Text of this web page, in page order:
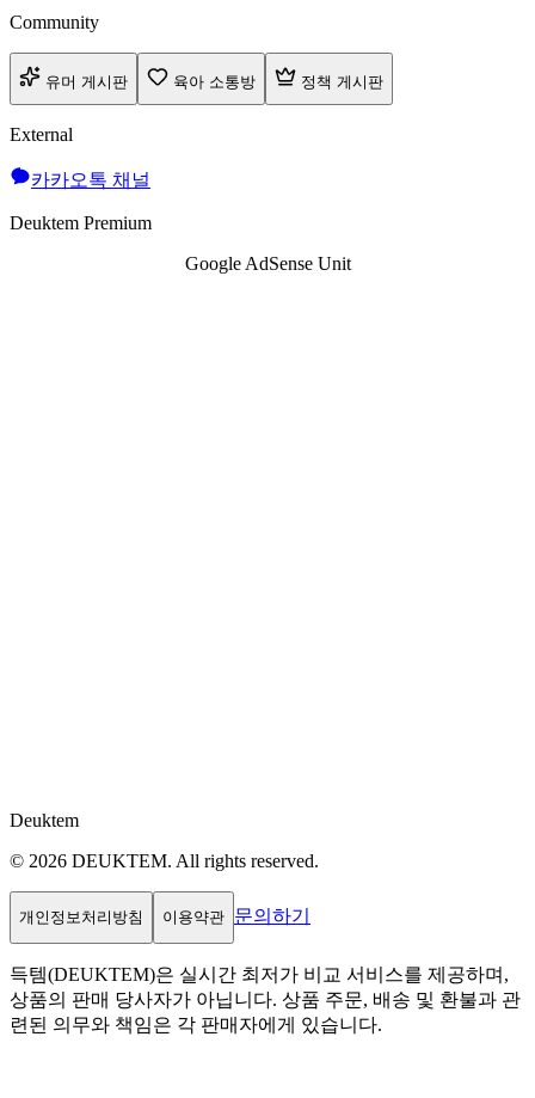
Community
유머 게시판 육아 소통방 정책 게시판
External
카카오톡 채널
Deuktem Premium
Google AdSense Unit
Deuktem
© 2026 DEUKTEM. All rights reserved.
개인정보처리방침 이용약관 문의하기
득템(DEUKTEM)은 실시간 최저가 비교 서비스를 제공하며,
상품의 판매 당사자가 아닙니다. 상품 주문, 배송 및 환불과 관
련된 의무와 책임은 각 판매자에게 있습니다.